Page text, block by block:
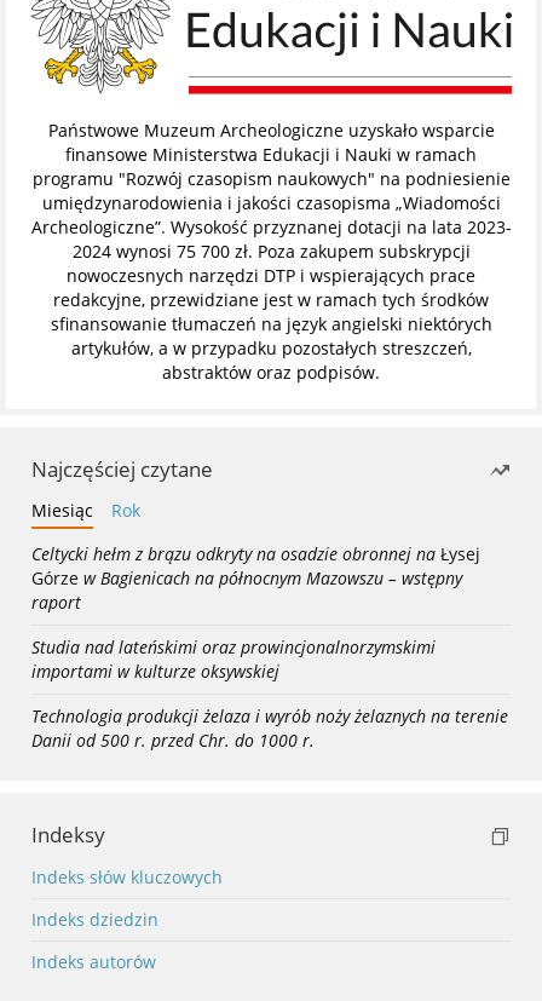
Państwowe Muzeum Archeologiczne uzyskało wsparcie
finansowe Ministerstwa Edukacji i Nauki w ramach
programu "Rozwój czasopism naukowych" na podniesienie
umiędzynarodowienia i jakości czasopisma „Wiadomości
Archeologiczne”. Wysokość przyznanej dotacji na lata 2023-
2024 wynosi 75 700 zł. Poza zakupem subskrypcji
nowoczesnych narzędzi DTP i wspierających prace
redakcyjne, przewidziane jest w ramach tych środków
sfinansowanie tłumaczeń na język angielski niektórych
artykułów, a w przypadku pozostałych streszczeń,
abstraktów oraz podpisów.
Najczęściej czytane
Miesiąc
Rok
Celtycki hełm z brązu odkryty na osadzie obronnej na Łysej
Górze w Bagienicach na północnym Mazowszu – wstępny
raport
Studia nad lateńskimi oraz prowincjonalnorzymskimi
importami w kulturze oksywskiej
Technologia produkcji żelaza i wyrób noży żelaznych na terenie
Danii od 500 r. przed Chr. do 1000 r.
Indeksy
Indeks słów kluczowych
Indeks dziedzin
Indeks autorów